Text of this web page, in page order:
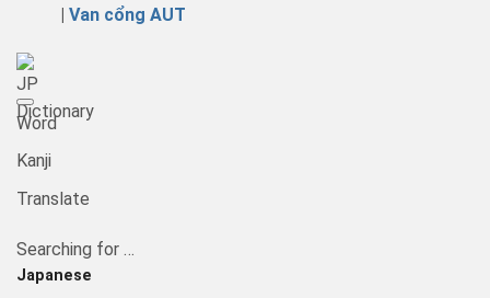
Van cổng AUT
Word
Kanji
Translate
Searching for …
Japanese